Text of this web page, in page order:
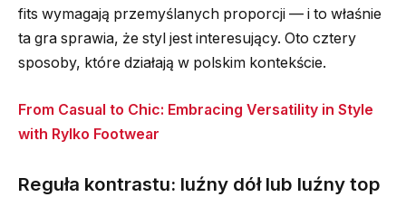
fits wymagają przemyślanych proporcji — i to właśnie
ta gra sprawia, że styl jest interesujący. Oto cztery
sposoby, które działają w polskim kontekście.
From Casual to Chic: Embracing Versatility in Style
with Rylko Footwear
Reguła kontrastu: luźny dół lub luźny top